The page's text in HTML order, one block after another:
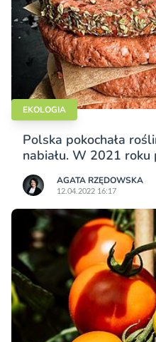
EKOLOGIA
Polska pokochała
nabiału. W 2021 roku
AGATA RZĘDOWSKA
12.04.2022 16:17